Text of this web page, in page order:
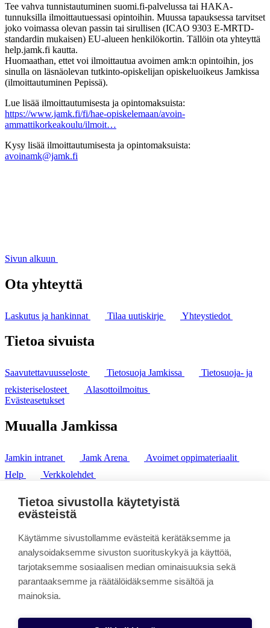
Tee vahva tunnistautuminen suomi.fi-palvelussa tai HAKA-
tunnuksilla ilmoittautuessasi opintoihin. Muussa tapauksessa tarvitset
joko voimassa olevan passin tai sirullisen (ICAO 9303 E-MRTD-
standardin mukaisen) EU-alueen henkilökortin. Tällöin ota yhteyttä
help.jamk.fi kautta.
Huomaathan, ettet voi ilmoittautua avoimen amk:n opintoihin, jos
sinulla on läsnäolevan tutkinto-opiskelijan opiskeluoikeus Jamkissa
(ilmoittautuminen Pepissä).
Lue lisää ilmoittautumisesta ja opintomaksuista:
https://www.jamk.fi/fi/hae-opiskelemaan/avoin-
ammattikorkeakoulu/ilmoit…
Kysy lisää ilmoittautumisesta ja opintomaksuista:
avoinamk@jamk.fi
Sivun alkuun
Ota yhteyttä
Laskutus ja hankinnat Tilaa uutiskirje Yhteystiedot
Tietoa sivuista
Saavutettavuusseloste Tietosuoja Jamkissa
Tietosuoja- ja
rekisteriselosteet
Alasottoilmoitus
Evästeasetukset
Muualla Jamkissa
Jamkin intranet Jamk Arena
Avoimet oppimateriaalit
Help
Verkkolehdet
puh. +358 20 743 8100
fax. +358 14 449 9694
Tietoa sivustolla käytetyistä
evästeistä
Käytämme sivustollamme evästeitä kerätäksemme ja
analysoidaksemme sivuston suorituskykyä ja käyttöä,
tarjotaksemme sosiaalisen median ominaisuuksia sekä
parantaaksemme ja räätälöidäksemme sisältöä ja
mainoksia.